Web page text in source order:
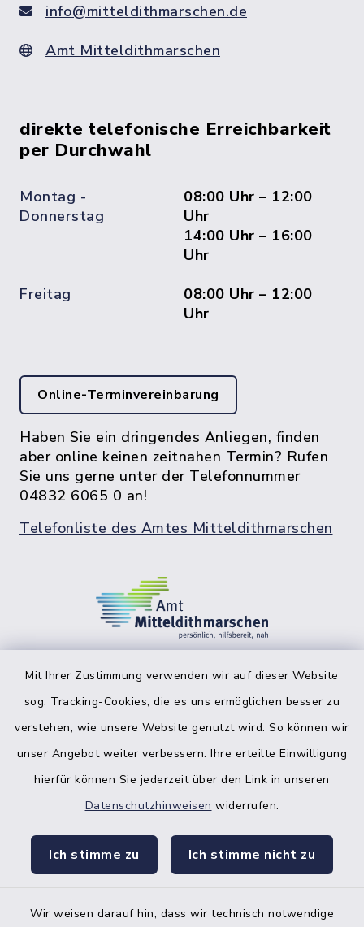
Mit Ihrer Zustimmung verwenden wir auf dieser Website
sog. Tracking-Cookies, die es uns ermöglichen besser zu
verstehen, wie unsere Website genutzt wird. So können wir
unser Angebot weiter verbessern. Ihre erteilte Einwilligung
hierfür können Sie jederzeit über den Link in unseren
Datenschutzhinweisen widerrufen.
Ich stimme zu Ich stimme nicht zu
Wir weisen darauf hin, dass wir technisch notwendige
info@mitteldithmarschen.de
Amt Mitteldithmarschen
direkte telefonische Erreichbarkeit
per Durchwahl
Montag -
Donnerstag
08:00 Uhr – 12:00
Uhr
14:00 Uhr – 16:00
Uhr
Freitag
08:00 Uhr – 12:00
Uhr
Online-Terminvereinbarung
Haben Sie ein dringendes Anliegen, finden
aber online keinen zeitnahen Termin? Rufen
Sie uns gerne unter der Telefonnummer
04832 6065 0 an!
Telefonliste des Amtes Mitteldithmarschen
facebook
Bankverbindung der Amtskasse
Kontakt